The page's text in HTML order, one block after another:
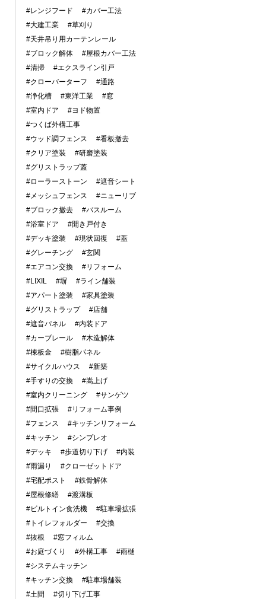
#レンジフード
#カバー工法
#大建工業
#草刈り
#天井吊り用カーテンレール
#ブロック解体
#屋根カバー工法
#清掃
#エクスライン引戸
#クローバーターフ
#通路
#浄化槽
#東洋工業
#窓
#室内ドア
#ヨド物置
#つくば外構工事
#ウッド調フェンス
#看板撤去
#クリア塗装
#研磨塗装
#グリストラップ蓋
#ローラーストーン
#遮音シート
#メッシュフェンス
#ニューリブ
#ブロック撤去
#バスルーム
#浴室ドア
#開き戸付き
#デッキ塗装
#現状回復
#蓋
#グレーチング
#玄関
#エアコン交換
#リフォーム
#LIXIL
#塀
#ライン舗装
#アパート塗装
#家具塗装
#グリストラップ
#店舗
#遮音パネル
#内装ドア
#カーブレール
#木造解体
#棟板金
#樹脂パネル
#サイクルハウス
#新築
#手すりの交換
#嵩上げ
#室内クリーニング
#サンゲツ
#間口拡張
#リフォーム事例
#フェンス
#キッチンリフォーム
#キッチン
#シンプレオ
#デッキ
#歩道切り下げ
#内装
#雨漏り
#クローゼットドア
#宅配ポスト
#鉄骨解体
#屋根修繕
#渡溝板
#ビルトイン食洗機
#駐車場拡張
#トイレフォルダー
#交換
#抜根
#窓フィルム
#お庭づくり
#外構工事
#雨樋
#システムキッチン
#キッチン交換
#駐車場舗装
#土間
#切り下げ工事